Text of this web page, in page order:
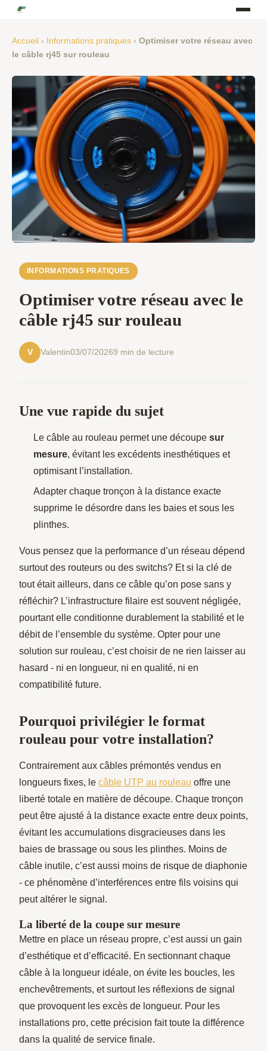
Accueil › Informations pratiques › Optimiser votre réseau avec
le câble rj45 sur rouleau
INFORMATIONS PRATIQUES
Optimiser votre réseau avec le
câble rj45 sur rouleau
V Valentin03/07/20269 min de lecture
Une vue rapide du sujet
Le câble au rouleau permet une découpe sur
mesure, évitant les excédents inesthétiques et
optimisant l’installation.
Adapter chaque tronçon à la distance exacte
supprime le désordre dans les baies et sous les
plinthes.
Vous pensez que la performance d’un réseau dépend
surtout des routeurs ou des switchs? Et si la clé de
tout était ailleurs, dans ce câble qu’on pose sans y
réfléchir? L’infrastructure filaire est souvent négligée,
pourtant elle conditionne durablement la stabilité et le
débit de l’ensemble du système. Opter pour une
solution sur rouleau, c’est choisir de ne rien laisser au
hasard - ni en longueur, ni en qualité, ni en
compatibilité future.
Pourquoi privilégier le format
rouleau pour votre installation?
Contrairement aux câbles prémontés vendus en
longueurs fixes, le câble UTP au rouleau offre une
liberté totale en matière de découpe. Chaque tronçon
peut être ajusté à la distance exacte entre deux points,
évitant les accumulations disgracieuses dans les
baies de brassage ou sous les plinthes. Moins de
câble inutile, c’est aussi moins de risque de diaphonie
- ce phénomène d’interférences entre fils voisins qui
peut altérer le signal.
La liberté de la coupe sur mesure
Mettre en place un réseau propre, c’est aussi un gain
d’esthétique et d’efficacité. En sectionnant chaque
câble à la longueur idéale, on évite les boucles, les
enchevêtrements, et surtout les réflexions de signal
que provoquent les excès de longueur. Pour les
installations pro, cette précision fait toute la différence
dans la qualité de service finale.